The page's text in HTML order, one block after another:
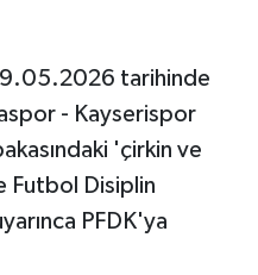
tarihinde
- Kayserispor
'çirkin ve
Futbol Disiplin
PFDK'ya